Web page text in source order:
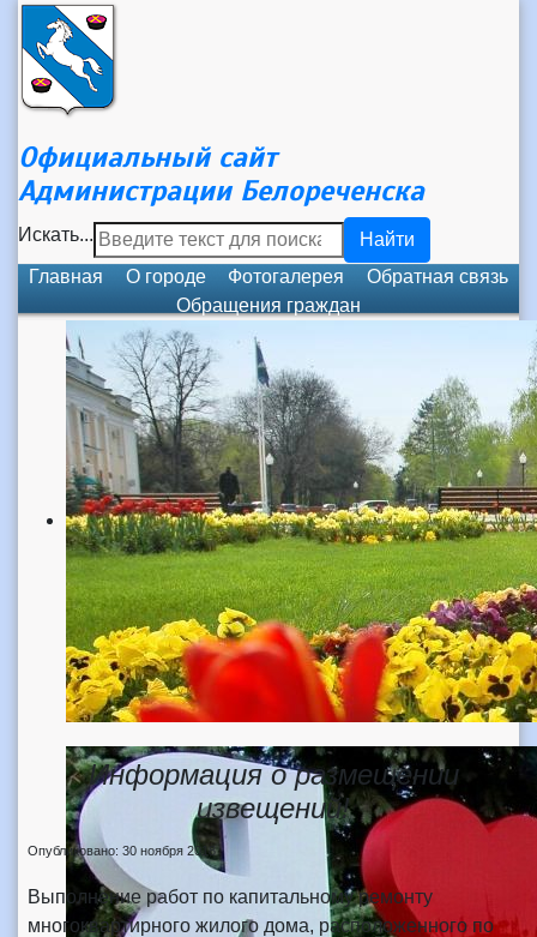
Официальный сайт
Администрации Белореченска
Искать...
Найти
Главная
О городе Фотогалерея
Обратная связь
Обращения граждан
Информация о размещении
извещений!
Опубликовано: 30 ноября 2018
Выполнение работ по капитальному ремонту
многоквартирного жилого дома, расположенного по